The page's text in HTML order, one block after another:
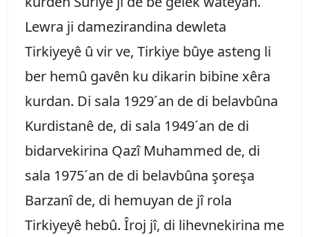
Lewra ji damezirandina dewleta
Tirkiyeyê û vir ve, Tirkiye bûye asteng li
ber hemû gavên ku dikarin bibine xêra
kurdan. Di sala 1929´an de di belavbûna
Kurdistanê de, di sala 1949´an de di
bidarvekirina Qazî Muhammed de, di
sala 1975´an de di belavbûna şoreşa
Barzanî de, di hemuyan de jî rola
Tirkiyeyê hebû. Îroj jî, di lihevnekirina me